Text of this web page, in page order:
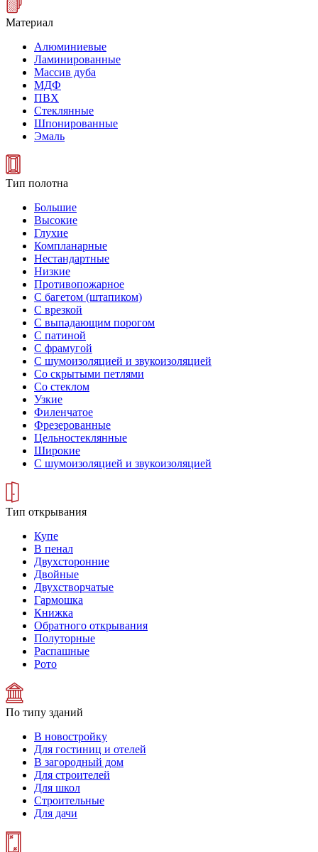
Материал
Алюминиевые
Ламинированные
Массив дуба
МДФ
ПВХ
Стеклянные
Шпонированные
Эмаль
Тип полотна
Большие
Высокие
Глухие
Компланарные
Нестандартные
Низкие
Противопожарное
С багетом (штапиком)
С врезкой
С выпадающим порогом
С патиной
С фрамугой
С шумоизоляцией и звукоизоляцией
Со скрытыми петлями
Со стеклом
Узкие
Филенчатое
Фрезерованные
Цельностеклянные
Широкие
С шумоизоляцией и звукоизоляцией
Тип открывания
Купе
В пенал
Двухсторонние
Двойные
Двухстворчатые
Гармошка
Книжка
Обратного открывания
Полуторные
Распашные
Рото
По типу зданий
В новостройку
Для гостиниц и отелей
В загородный дом
Для строителей
Для школ
Строительные
Для дачи